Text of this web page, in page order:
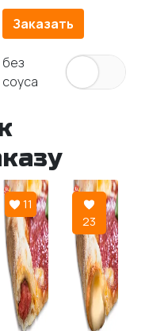
Заказать
без
соуса
11
23